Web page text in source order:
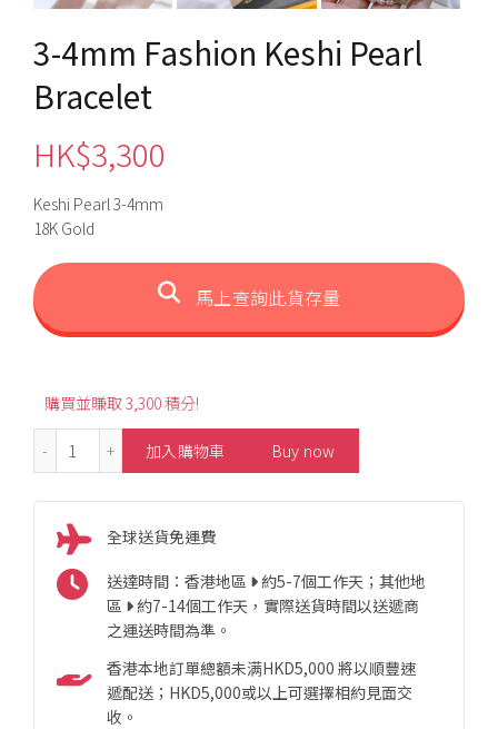
3-4mm Fashion Keshi Pearl
Bracelet
HK$3,300
Keshi Pearl 3-4mm
18K Gold
馬上查詢此貨存量
購買並賺取 3,300 積分!
3-4mm Fashion Keshi Pearl Bracelet 數量
加入購物車 Buy now
全球送貨免運費
送達時間：香港地區
約5-7個工作天；其他地
區
約7-14個工作天，實際送貨時間以送遞商
之運送時間為準。
香港本地訂單總額未满HKD5,000 將以順豐速
遞配送；HKD5,000或以上可選擇相約見面交
收。